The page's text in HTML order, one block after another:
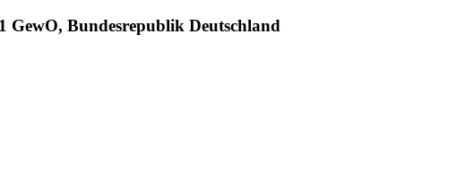
Bundesrepublik Deutschland